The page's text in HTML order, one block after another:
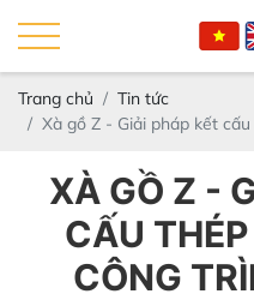
Trang chủ
Tin tức
Xà gồ Z - Giải pháp kết
XÀ GỒ Z -
CẤU
CÔNG